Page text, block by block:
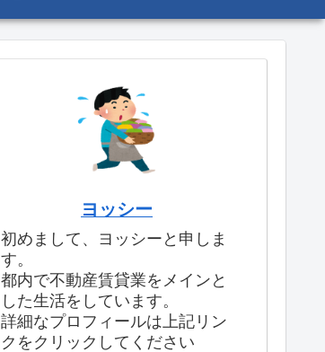
ヨッシー
初めまして、ヨッシーと申しま
す。
都内で不動産賃貸業をメインと
した生活をしています。
詳細なプロフィールは上記リン
クをクリックしてください